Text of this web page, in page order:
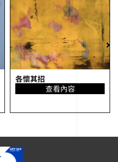
各懷其招
查看內容